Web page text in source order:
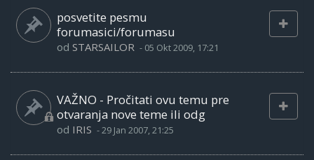
posvetite pesmu
forumasici/forumasu
od STARSAILOR - 05 Okt 2009, 17:21
VAŽNO - Pročitati ovu temu pre
otvaranja nove teme ili odg
od IRIS -29 Jan 2007, 21:25